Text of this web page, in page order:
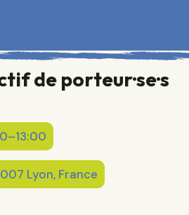
de porteur·se·s
Lyon, France